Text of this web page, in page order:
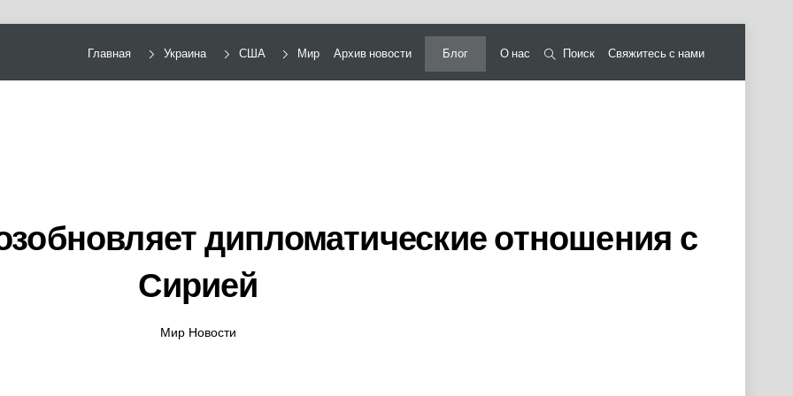
Главная Украина США Мир Архив новости Блог О нас Поиск Свяжитесь с нами
дипломатические отношения с
Сирией
Мир Новости